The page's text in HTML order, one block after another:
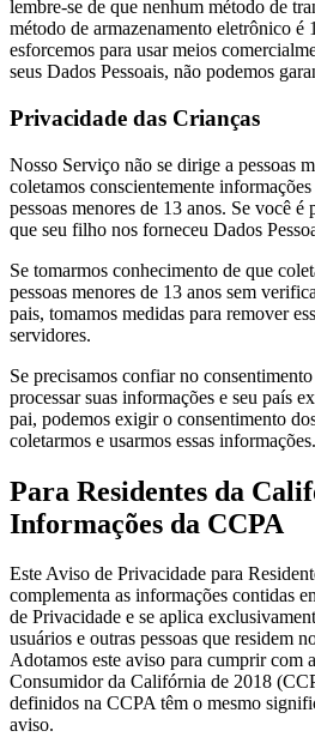
lembre-se de que nenhum método de
método de armazenamento eletrônico é
esforcemos para usar meios
seus Dados Pessoais, não podemos
Privacidade das Crianças
Nosso Serviço não se dirige a pessoas
coletamos conscientemente
pessoas menores de 13 anos. Se você é
que seu filho nos forneceu Dados
Se tomarmos conhecimento de que
pessoas menores de 13 anos sem
pais, tomamos medidas para remover
servidores.
Se precisamos confiar no
processar suas informações e seu país
pai, podemos exigir o consentimento
coletarmos e usarmos essas informações.
Para Residentes da
Informações da CCPA
Este Aviso de Privacidade para
complementa as informações contidas
de Privacidade e se aplica
usuários e outras pessoas que residem
Adotamos este aviso para cumprir com
Consumidor da Califórnia de 2018
definidos na CCPA têm o mesmo
aviso.